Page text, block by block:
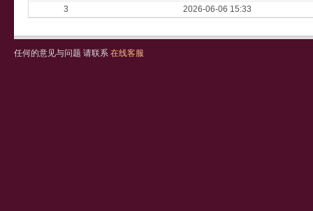
3
2026-06-06 15:33
任何的意见与问题 请联系 在线客服